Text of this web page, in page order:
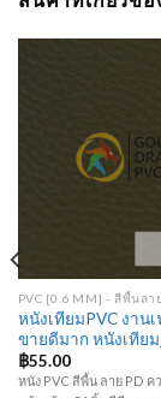
PVC [0.6 MM] - สีพื้นลา
หนังเทียมPVC งาน
ขายดีมาก หนังเทียม
฿55.00
หนัง PVC สีพื้น ลาย PD ค